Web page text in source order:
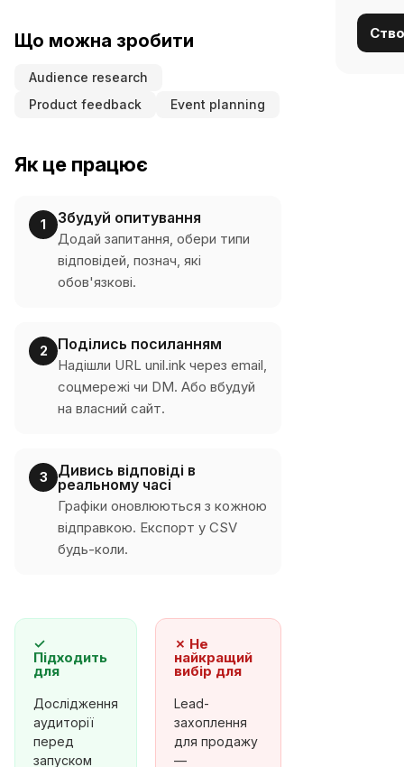
Що можна зробити
Audience research
Product feedback
Event planning
Як це працює
1 Збудуй опитування
Додай запитання, обери типи
відповідей, познач, які
обов'язкові.
2 Поділись посиланням
Надішли URL unil.ink через email,
соцмережі чи DM. Або вбудуй
на власний сайт.
3
Дивись відповіді в
реальному часі
Графіки оновлюються з кожною
відправкою. Експорт у CSV
будь-коли.
✓
Підходить
для
Дослідження
аудиторії
перед
запуском
✗ Не
найкращий
вибір для
Lead-
захоплення
для продажу
—